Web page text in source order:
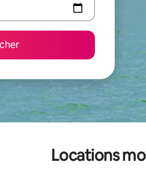
Locations